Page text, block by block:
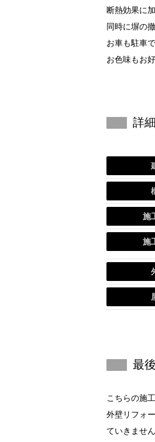
断熱効果に
同時に塀の
お車も駐車
お色味もお
詳細
施
施
最
こちらの施
外壁リフォ
ていきません